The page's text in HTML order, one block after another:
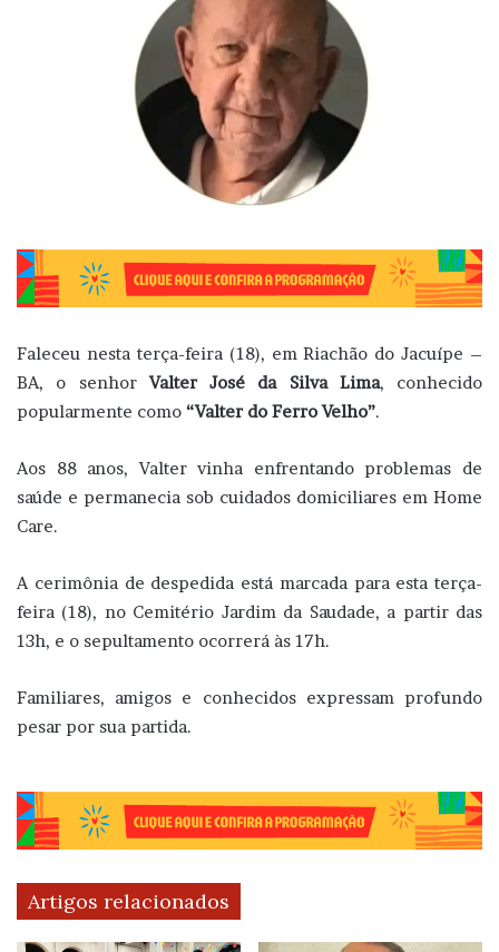
Faleceu nesta terça-feira (18), em Riachão do Jacuípe –
BA, o senhorValter José da Silva Lima, conhecido
popularmente como “Valter do Ferro Velho”.
Aos 88 anos, Valter vinha enfrentando problemas de
saúde e permanecia sob cuidados domiciliares em Home
Care.
A cerimônia de despedida está marcada para esta terça-
feira (18), no Cemitério Jardim da Saudade, a partir das
13h, e o sepultamento ocorrerá às 17h.
Familiares, amigos e conhecidos expressam profundo
pesar por sua partida.
Artigos relacionados